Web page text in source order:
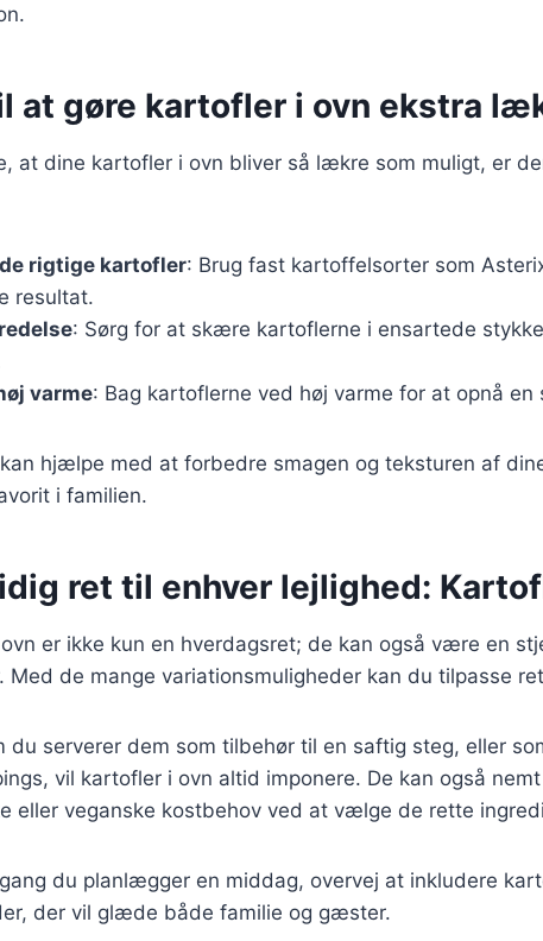
at gøre kartofler i ovn ekstra
at dine kartofler i ovn bliver så lækre som muligt, er
rigtige kartofler: Brug fast kartoffelsorter som
resultat.
: Sørg for at skære kartoflerne i ensartede
varme: Bag kartoflerne ved høj varme for at opnå en
hjælpe med at forbedre smagen og teksturen af
i familien.
ret til enhver lejlighed:
er ikke kun en hverdagsret; de kan også være en
Med de mange variationsmuligheder kan du tilpasse
du serverer dem som tilbehør til en saftig steg, eller
vil kartofler i ovn altid imponere. De kan også
eller veganske kostbehov ved at vælge de rette
du planlægger en middag, overvej at inkludere
der vil glæde både familie og gæster.